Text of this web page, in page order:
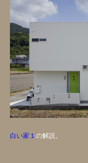
白い家１ の解説。